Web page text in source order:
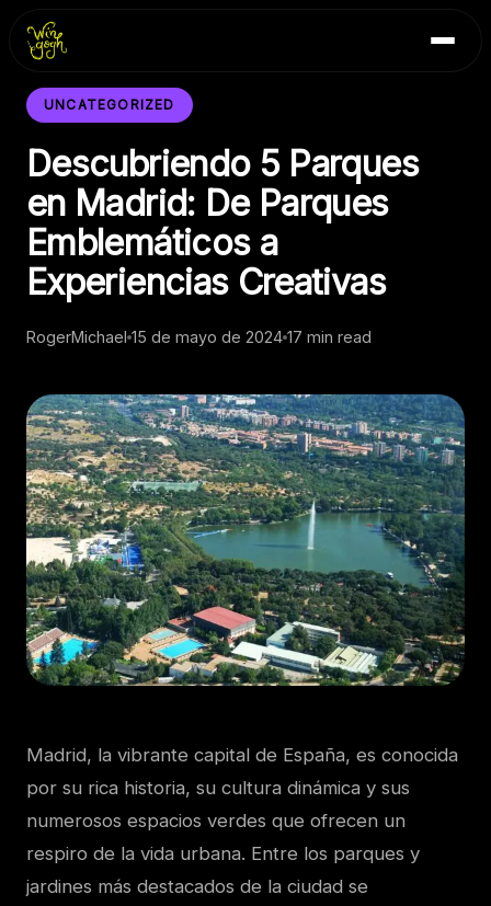
Inicio
Blog
Contacto
UNCATEGORIZED
Descubriendo 5 Parques
en Madrid: De Parques
Emblemáticos a
Experiencias Creativas
RogerMichael 15 de mayo de 2024 17 min read
Madrid, la vibrante capital de España, es conocida
por su rica historia, su cultura dinámica y sus
numerosos espacios verdes que ofrecen un
respiro de la vida urbana. Entre los parques y
jardines más destacados de la ciudad se